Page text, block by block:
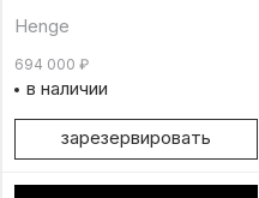
Henge
694 000 ₽
в наличии
зарезервировать